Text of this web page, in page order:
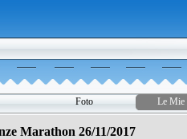
▼
Foto Le Mie
Marathon 26/11/2017